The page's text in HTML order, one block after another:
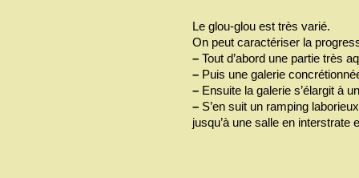
Le glou-glou est très varié.
On peut caractériser la
– Tout d’abord une partie très
– Puis une galerie
– Ensuite la galerie s’élargit à
– S’en suit un ramping
jusqu’à une salle en interstrate